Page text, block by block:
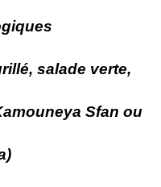
salade verte,
Sfan ou